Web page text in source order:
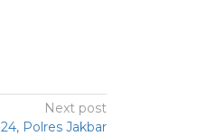
Next post
Polres Jakbar